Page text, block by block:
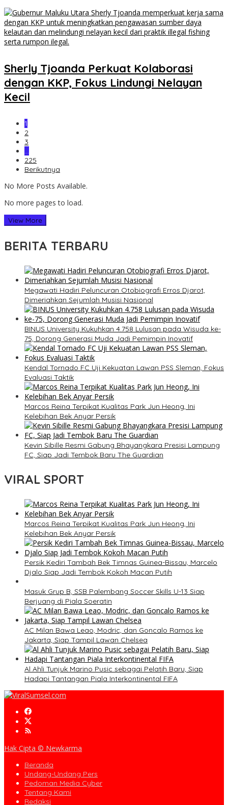
Sherly Tjoanda Perkuat Kolaborasi
dengan KKP, Fokus Lindungi Nelayan
Kecil
1
2
3
…
225
Berikutnya
No More Posts Available.
No more pages to load.
View More
BERITA TERBARU
Megawati Hadiri Peluncuran Otobiografi Erros Djarot,
Dimeriahkan Sejumlah Musisi Nasional
BINUS University Kukuhkan 4.758 Lulusan pada Wisuda ke-
75, Dorong Generasi Muda Jadi Pemimpin Inovatif
Kendal Tornado FC Uji Kekuatan Lawan PSS Sleman, Fokus
Evaluasi Taktik
Marcos Reina Terpikat Kualitas Park Jun Heong, Ini
Kelebihan Bek Anyar Persik
Kevin Sibille Resmi Gabung Bhayangkara Presisi Lampung
FC, Siap Jadi Tembok Baru The Guardian
VIRAL SPORT
Marcos Reina Terpikat Kualitas Park Jun Heong, Ini
Kelebihan Bek Anyar Persik
Persik Kediri Tambah Bek Timnas Guinea-Bissau, Marcelo
Djalo Siap Jadi Tembok Kokoh Macan Putih
Masuk Grup B, SSB Palembang Soccer Skills U-13 Siap
Berjuang di Piala Soeratin
AC Milan Bawa Leao, Modric, dan Goncalo Ramos ke
Jakarta, Siap Tampil Lawan Chelsea
Al Ahli Tunjuk Marino Pusic sebagai Pelatih Baru, Siap
Hadapi Tantangan Piala Interkontinental FIFA
Hak Cipta © Newkarma
Beranda
Undang-Undang Pers
Pedoman Media Cyber
Tentang Kami
Redaksi